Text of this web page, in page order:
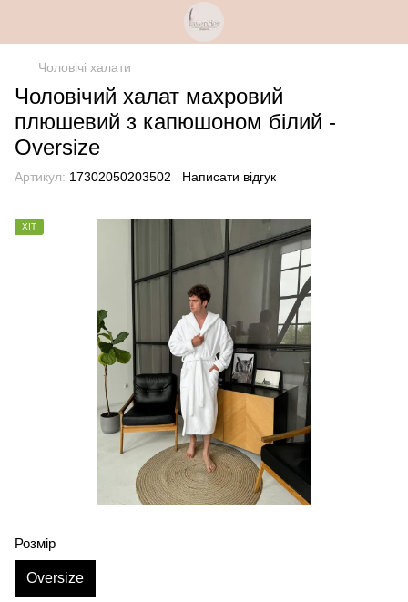
Чоловічі халати
Чоловічий халат махровий
плюшевий з капюшоном білий -
Oversize
Артикул: 17302050203502 Написати відгук
ХІТ
Розмір
Oversize